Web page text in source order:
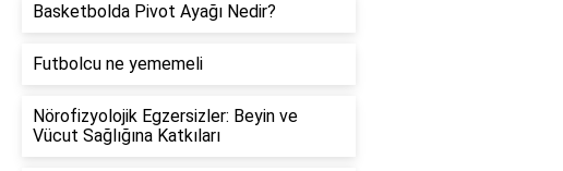
Basketbolda Pivot Ayağı Nedir?
Futbolcu ne yememeli
Nörofizyolojik Egzersizler: Beyin ve
Vücut Sağlığına Katkıları